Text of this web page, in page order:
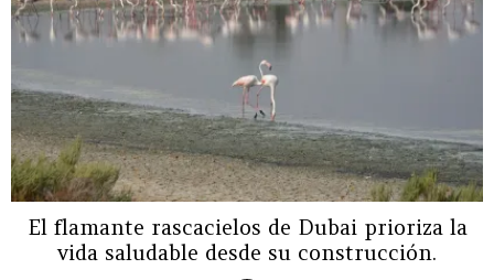
El flamante rascacielos de Dubai prioriza la
vida saludable desde su construcción.